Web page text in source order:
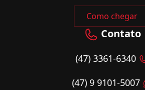
Como chegar
Contato
(47) 3361-6340
(47) 9 9101-5007